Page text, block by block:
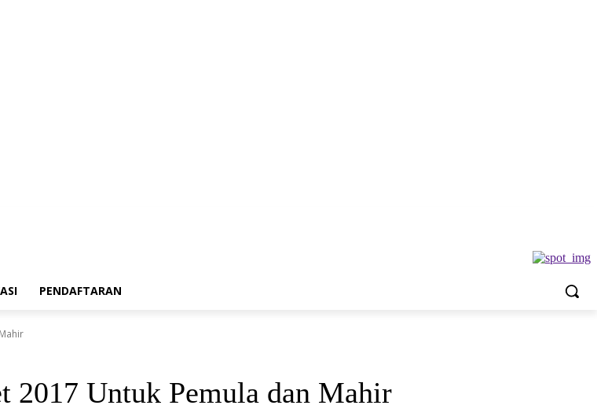
PENDAFTARAN
2017 Untuk Pemula dan Mahir